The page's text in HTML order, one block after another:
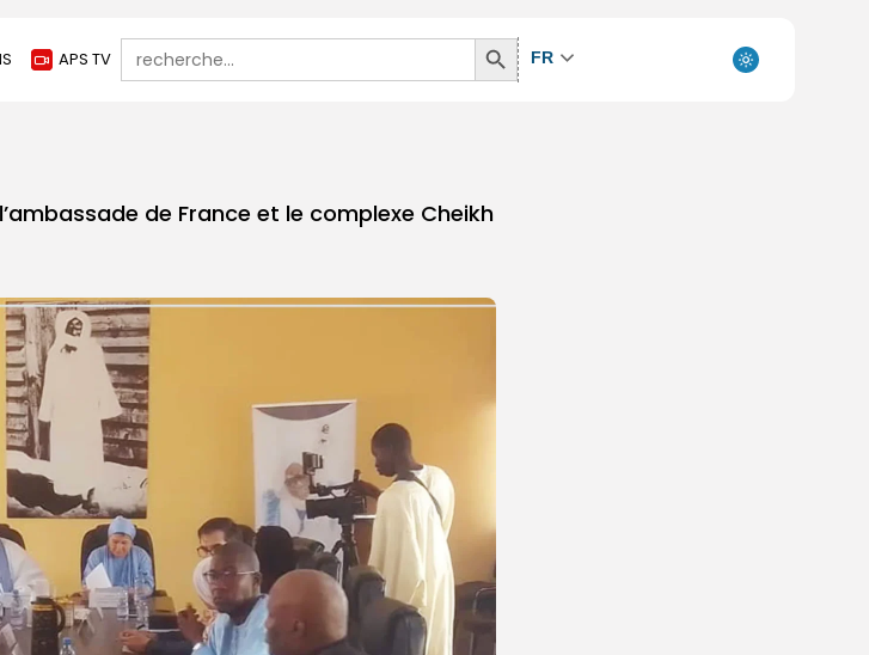
APS TV
Search
for:
Search
Button
FR
de France et le complexe Cheikh